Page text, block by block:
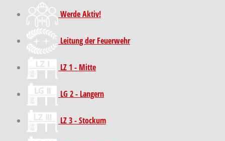
Werde Aktiv!
Leitung der Feuerwehr
LZ 1 - Mitte
LG 2 - Langern
LZ 3 - Stockum